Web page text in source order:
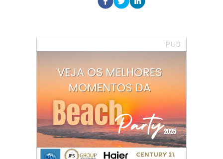
PUB